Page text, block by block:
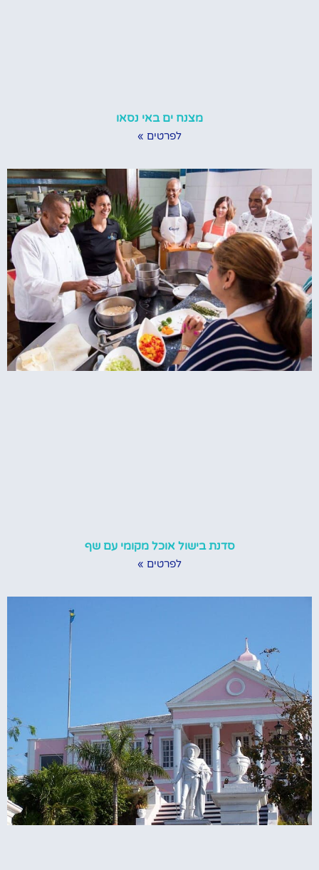
מצנח ים באי נסאו
לפרטים »
סדנת בישול אוכל מקומי עם שף
לפרטים »